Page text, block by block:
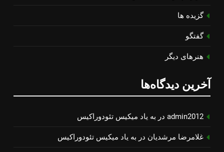
گزیده ها
گفتگو
هنرهای دیگر
آخرین دیدگاه‌ها
admin2012 در به یاد میكیس تئودوراكیس
غلامرضا مرشدیان در به یاد میكیس تئودوراكیس